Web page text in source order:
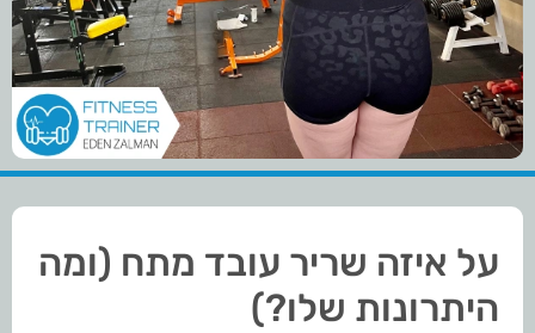
על איזה שריר עובד מתח (ומה
היתרונות שלו?)